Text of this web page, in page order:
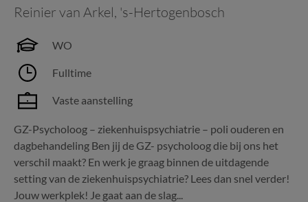
Reinier van Arkel, 's-Hertogenbosch
WO
Fulltime
Vaste aanstelling
GZ-Psycholoog – ziekenhuispsychiatrie – poli ouderen en
dagbehandeling Ben jij de GZ- psycholoog die bij ons het
verschil maakt? En werk je graag binnen de uitdagende
setting van de ziekenhuispsychiatrie? Lees dan snel verder!
Jouw werkplek! Je gaat aan de slag...